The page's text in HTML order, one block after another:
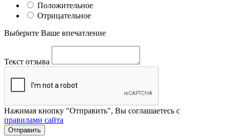
Положительное
Отрицательное
Выберите Ваше впечатление
Текст отзыва
Нажимая кнопку "Отправить", Вы соглашаетесь с
правилами сайта
Отправить